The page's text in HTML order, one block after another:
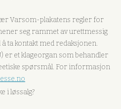
Varsom-plakatens regler for
seg rammet av urettmessig
ta kontakt med redaksjonen.
er et klageorgan som behandler
spørsmål. For informasjon
i løssalg?